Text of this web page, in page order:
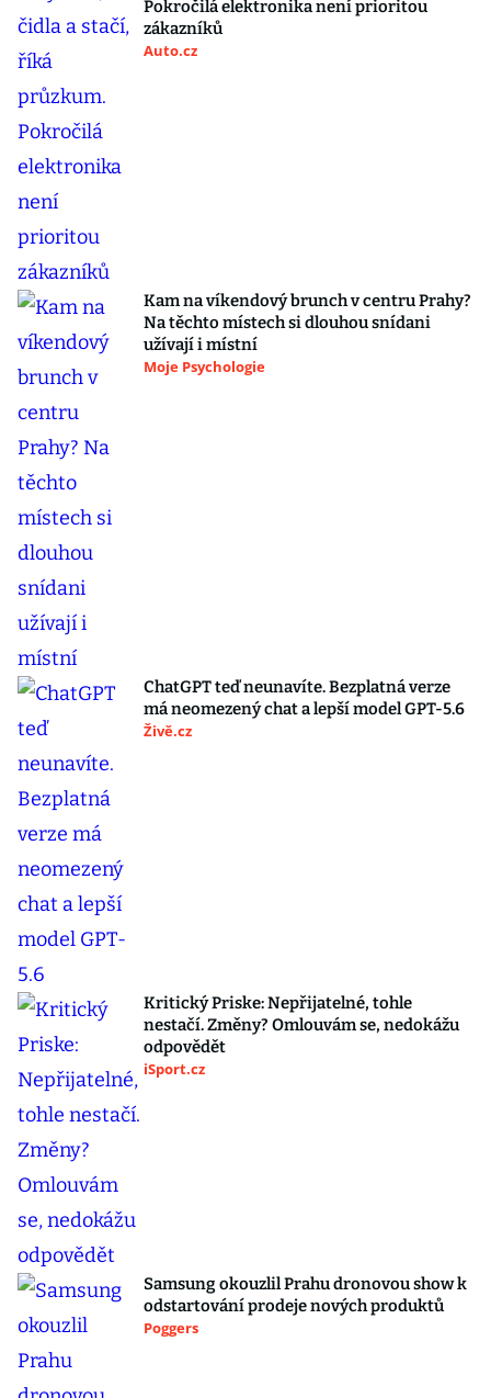
Pokročilá elektronika není prioritou
zákazníků
Auto.cz
Kam na víkendový brunch v centru Prahy?
Na těchto místech si dlouhou snídani
užívají i místní
Moje Psychologie
ChatGPT teď neunavíte. Bezplatná verze
má neomezený chat a lepší model GPT-5.6
Živě.cz
Kritický Priske: Nepřijatelné, tohle
nestačí. Změny? Omlouvám se, nedokážu
odpovědět
iSport.cz
Samsung okouzlil Prahu dronovou show k
odstartování prodeje nových produktů
Poggers